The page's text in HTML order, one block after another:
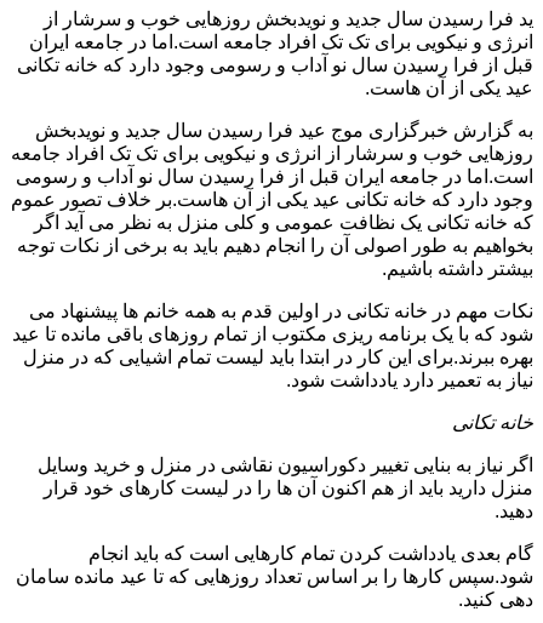
ید فرا رسیدن سال جدید و نویدبخش روزهایی خوب و سرشار از
انرژی و نیکویی برای تک تک افراد جامعه است.اما در جامعه ایران
قبل از فرا رسیدن سال نو آداب و رسومی وجود دارد که خانه تکانی
عید یکی از آن هاست.
به گزارش خبرگزاری موج عید فرا رسیدن سال جدید و نویدبخش
روزهایی خوب و سرشار از انرژی و نیکویی برای تک تک افراد جامعه
است.اما در جامعه ایران قبل از فرا رسیدن سال نو آداب و رسومی
وجود دارد که خانه تکانی عید یکی از آن هاست.بر خلاف تصور عموم
که خانه تکانی یک نظافت عمومی و کلی منزل به نظر می آید اگر
بخواهیم به طور اصولی آن را انجام دهیم باید به برخی از نکات توجه
بیشتر داشته باشیم.
نکات مهم در خانه تکانی در اولین قدم به همه خانم ها پیشنهاد می
شود که با یک برنامه ریزی مکتوب از تمام روزهای باقی مانده تا عید
بهره ببرند.برای این کار در ابتدا باید لیست تمام اشیایی که در منزل
نیاز به تعمیر دارد یادداشت شود.
خانه تکانی
اگر نیاز به بنایی تغییر دکوراسیون نقاشی در منزل و خرید وسایل
منزل دارید باید از هم اکنون آن ها را در لیست کارهای خود قرار
دهید.
گام بعدی یادداشت کردن تمام کارهایی است که باید انجام
شود.سپس کارها را بر اساس تعداد روزهایی که تا عید مانده سامان
دهی کنید.